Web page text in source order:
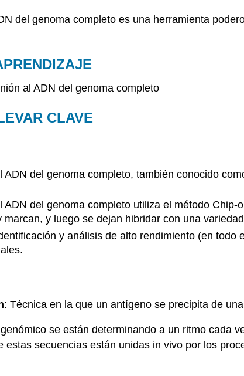
del genoma completo es una herramienta
al ADN del genoma completo
CLAVE
ADN del genoma completo, también conocido
ADN del genoma completo utiliza el método
marcan, y luego se dejan hibridar con una
y análisis de alto rendimiento (en
: Técnica en la que un antígeno se precipita de
se están determinando a un ritmo cada
estas secuencias están unidas in vivo por los